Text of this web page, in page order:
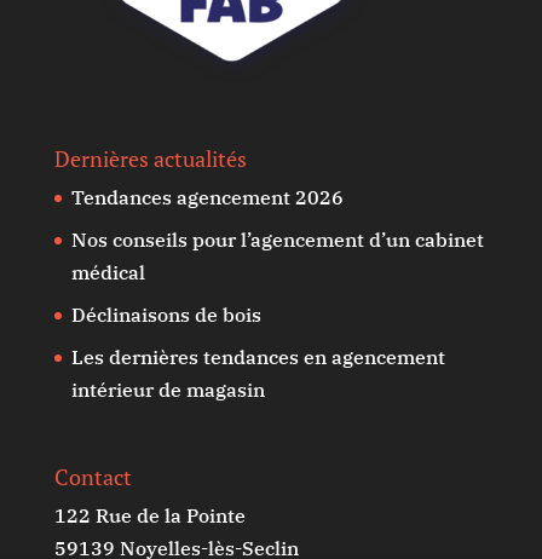
Dernières actualités
Tendances agencement 2026
Nos conseils pour l’agencement d’un cabinet
médical
Déclinaisons de bois
Les dernières tendances en agencement
intérieur de magasin
Contact
122 Rue de la Pointe
59139 Noyelles-lès-Seclin